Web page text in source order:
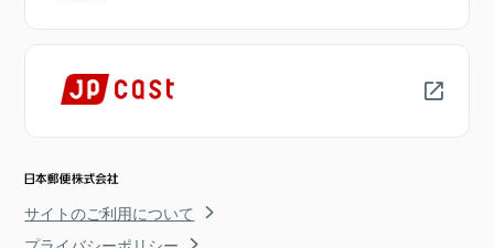
サイトのご利用について